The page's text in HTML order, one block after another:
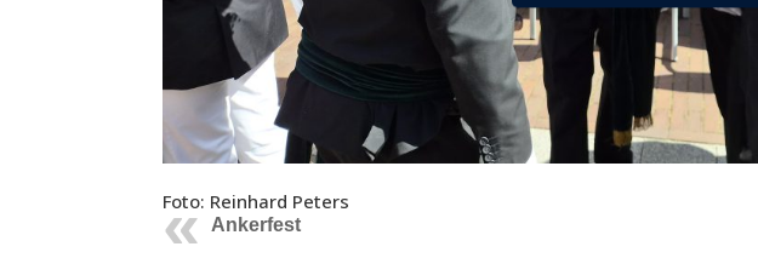
Foto: Reinhard Peters
Ankerfest